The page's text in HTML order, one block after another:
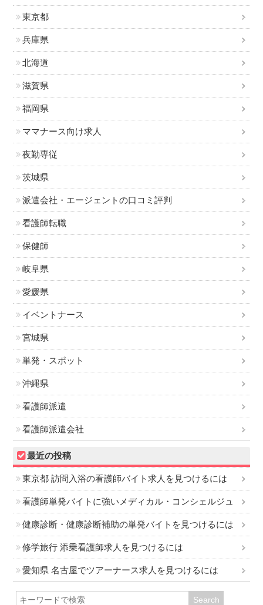
東京都
兵庫県
北海道
滋賀県
福岡県
ママナース向け求人
夜勤専従
茨城県
派遣会社・エージェントの口コミ評判
看護師転職
保健師
岐阜県
愛媛県
イベントナース
宮城県
単発・スポット
沖縄県
看護師派遣
看護師派遣会社
最近の投稿
東京都 訪問入浴の看護師バイト求人を見つけるには
看護師単発バイトに強いメディカル・コンシェルジュ
健康診断・健康診断補助の単発バイトを見つけるには
修学旅行 添乗看護師求人を見つけるには
愛知県 名古屋でツアーナース求人を見つけるには